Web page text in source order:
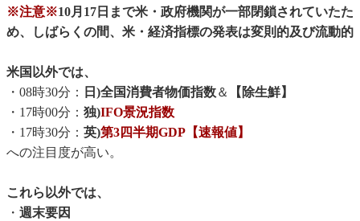
※注意※10月17日まで米・政府機関が一部閉鎖されていたた
め、しばらくの間、米・経済指標の発表は変則的及び流動的
米国以外では、
・08時30分：
日)全国消費者物価指数＆
【除生鮮】
・17時00分： 独)IFO景況指数
・17時30分： 英)第3四半期GDP【速報値】
への注目度が高い。
これら以外では、
・ 週末要因